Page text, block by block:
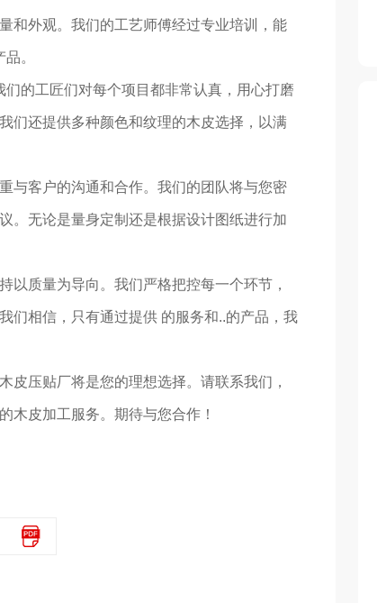
和外观。我们的工艺师傅经过专业培训，能
。
的工匠们对每个项目都非常认真，用心打磨
们还提供多种颜色和纹理的木皮选择，以满
与客户的沟通和合作。我们的团队将与您密
。无论是量身定制还是根据设计图纸进行加
以质量为导向。我们严格把控每一个环节，
们相信，只有通过提供 的服务和..的产品，我
皮压贴厂将是您的理想选择。请联系我们，
木皮加工服务。期待与您合作！